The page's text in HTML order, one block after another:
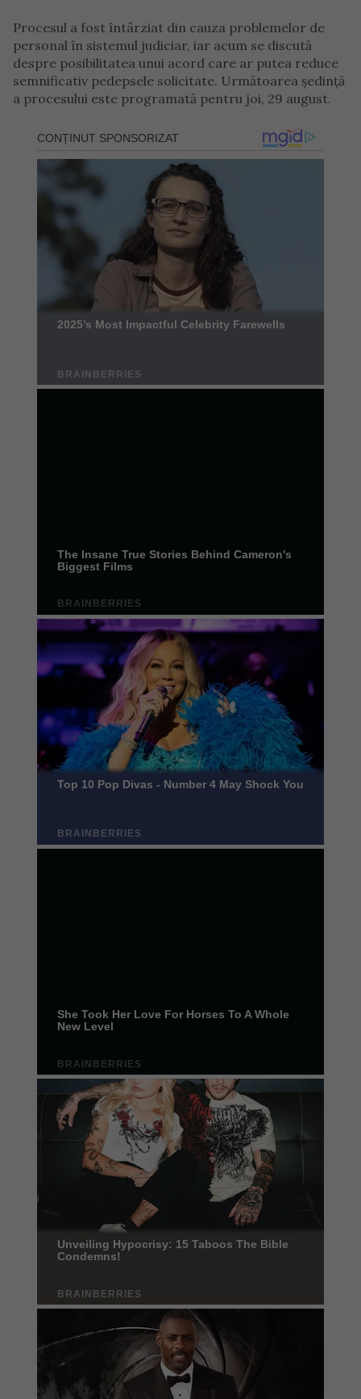
Procesul a fost întârziat din cauza problemelor de
personal în sistemul judiciar, iar acum se discută
despre posibilitatea unui acord care ar putea reduce
semnificativ pedepsele solicitate. Următoarea ședință
a procesului este programată pentru joi, 29 august.